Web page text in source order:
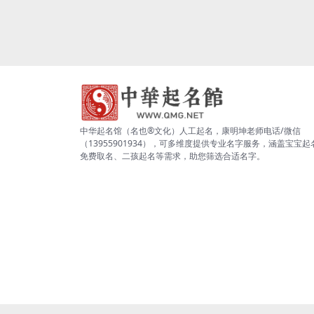
中华起名馆（名也®文化）人工起名，康明坤老师电话/微信
（13955901934），可多维度提供专业名字服务，涵盖宝宝起
免费取名、二孩起名等需求，助您筛选合适名字。